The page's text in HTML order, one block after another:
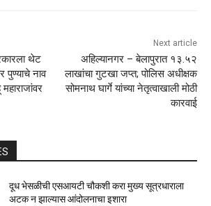
थेट
पुण्याचे नाव
Next article
अहिल्यानगर – बेलापुरात १३.५२
लाखांचा गुटखा जप्त; पोलिस अधीक्षक
सोमनाथ घार्गे यांच्या नेतृत्वाखाली मोठी
कारवाई
दूध भेसळीची एसआयटी चौकशी करा मुख्य सूत्रधाराला
अटक न झाल्यास आंदोलनाचा इशारा